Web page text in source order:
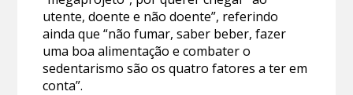
utente, doente e não doente”, referindo
ainda que “não fumar, saber beber, fazer
uma boa alimentação e combater o
sedentarismo são os quatro fatores a ter em
conta”.